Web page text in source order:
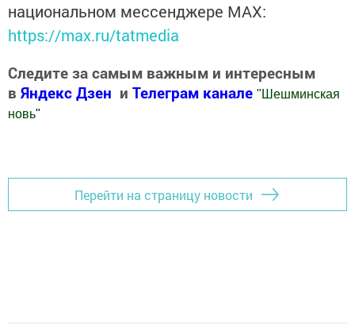
национальном мессенджере MАХ:
https://max.ru/tatmedia
Следите за самым важным и интересным
в Яндекс Дзен и Телеграм канале "Шешминская
новь"
Перейти на страницу новости